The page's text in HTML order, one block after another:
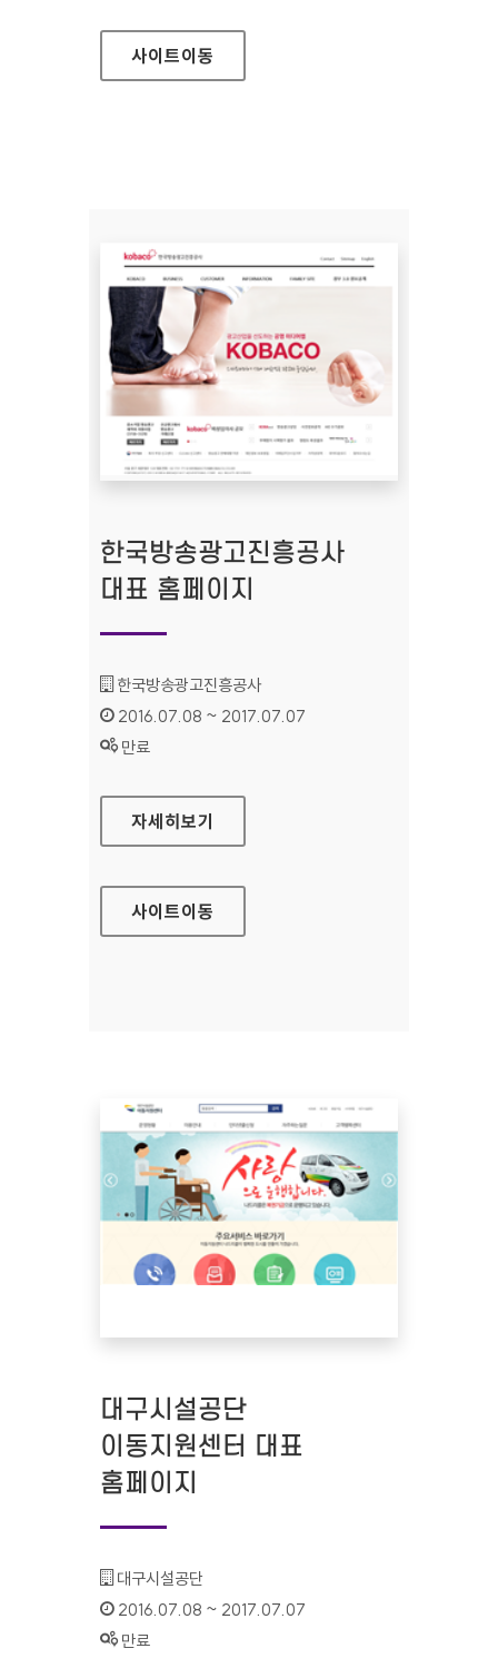
사이트이동
한국방송광고진흥공사
대표 홈페이지
기관명 :
한국방송광고진흥공사
인증기간 :
2016.07.08 ~ 2017.07.07
상태 :
만료
한국방송광고진흥공사 대표 홈페이지
자세히보기
사이트이동
대구시설공단
이동지원센터 대표
홈페이지
기관명 :
대구시설공단
인증기간 :
2016.07.08 ~ 2017.07.07
상태 :
만료